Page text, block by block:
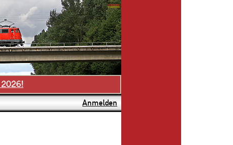
Anmelden